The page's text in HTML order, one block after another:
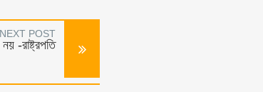
NEXT POST
-রাষ্ট্রপতি